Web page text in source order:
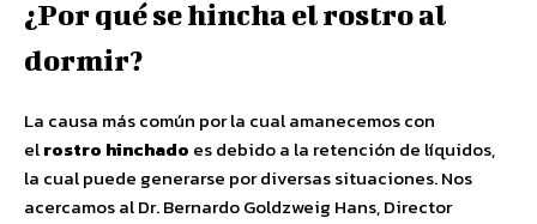
¿Por qué se hincha el rostro al
dormir?
La causa más común por la cual amanecemos con
elrostro hinchado es debido a la retención de líquidos,
la cual puede generarse por diversas situaciones. Nos
acercamos al Dr. Bernardo Goldzweig Hans, Director